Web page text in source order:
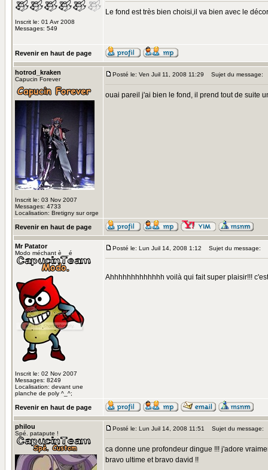
Inscrit le: 01 Avr 2008
Messages: 549
Le fond est très bien choisi,il va bien avec le
Revenir en haut de page
hotrod_kraken
Capucin Forever
Inscrit le: 03 Nov 2007
Messages: 4733
Localisation: Bretigny sur orge
Posté le: Ven Juil 11, 2008 11:29 Sujet du message:
ouai pareil j'ai bien le fond, il prend tout de suite
Revenir en haut de page
Mr Patator
Modo méchant è__é
Inscrit le: 02 Nov 2007
Messages: 8249
Localisation: devant une
planche de poly ^_^;
Posté le: Lun Juil 14, 2008 1:12 Sujet du message:
Ahhhhhhhhhhhhh voilà qui fait super plaisir!!!
Revenir en haut de page
philou
Spé. patapute !
Posté le: Lun Juil 14, 2008 11:51 Sujet du message:
ca donne une profondeur dingue !!! j'adore
bravo ultime et bravo david !!